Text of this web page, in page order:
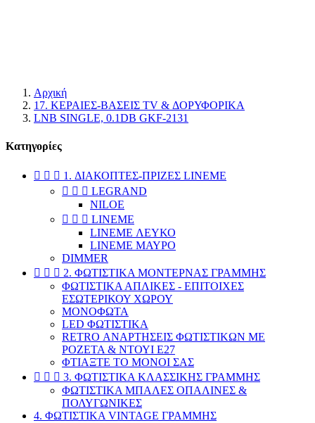
Αρχική
17. ΚΕΡΑΙΕΣ-BAΣΕΙΣ TV & ΔΟΡΥΦΟΡΙΚΑ
LNB SINGLE, 0.1DB GKF-2131
Κατηγορίες
   1. ΔΙΑΚΟΠΤΕΣ-ΠΡΙΖΕΣ LINEME
   LEGRAND
NILOE
   LINEME
LINEME ΛΕΥΚΟ
LINEME ΜΑΥΡΟ
DIMMER
   2. ΦΩΤΙΣΤΙΚΑ ΜΟΝΤΕΡΝΑΣ ΓΡΑΜΜΗΣ
ΦΩΤΙΣΤΙΚΑ ΑΠΛΙΚΕΣ - ΕΠΙΤΟΙΧΕΣ
ΕΣΩΤΕΡΙΚΟΥ ΧΩΡΟΥ
ΜΟΝΟΦΩΤΑ
LED ΦΩΤΙΣΤΙΚΑ
RETRO ΑΝΑΡΤΗΣΕΙΣ ΦΩΤΙΣΤΙΚΩΝ ΜΕ
ΡΟΖΕΤΑ & ΝΤΟΥΙ Ε27
ΦΤΙΑΞΤΕ ΤΟ ΜΟΝΟΙ ΣΑΣ
   3. ΦΩΤΙΣΤΙΚΑ ΚΛΑΣΣΙΚΗΣ ΓΡΑΜΜΗΣ
ΦΩΤΙΣΤΙΚΑ ΜΠΑΛΕΣ ΟΠΑΛΙΝΕΣ &
ΠΟΛΥΓΩΝΙΚΕΣ
4. ΦΩΤΙΣΤΙΚΑ VINTAGE ΓΡΑΜΜΗΣ